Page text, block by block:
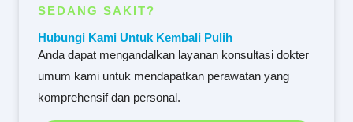
SEDANG SAKIT?
Hubungi Kami Untuk Kembali Pulih
Anda dapat mengandalkan layanan konsultasi dokter
umum kami untuk mendapatkan perawatan yang
komprehensif dan personal.